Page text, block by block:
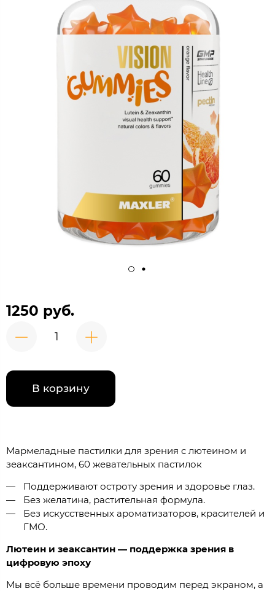
1250 руб.
В корзину
Мармеладные пастилки для зрения с лютеином и
зеаксантином, 60 жевательных пастилок
Поддерживают остроту зрения и здоровье глаз.
Без желатина, растительная формула.
Без искусственных ароматизаторов, красителей и
ГМО.
Лютеин и зеаксантин — поддержка зрения в
цифровую эпоху
Мы всё больше времени проводим перед экраном, а